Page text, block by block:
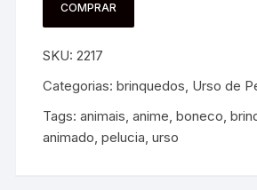
COMPRAR
SKU:2217
Categorias:brinquedos, Urso de
Tags:animais,anime,boneco,
animado,pelucia,urso